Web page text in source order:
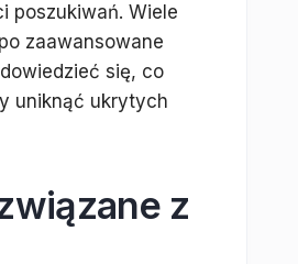
poszukiwań. Wiele
zaawansowane
się, co
uniknąć ukrytych
z